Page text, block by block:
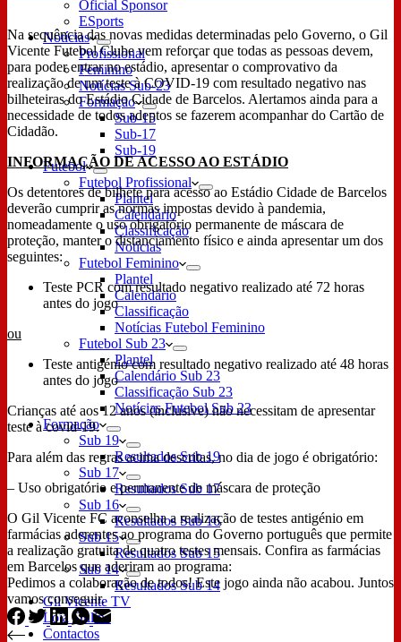
Oficial Sponsor
ESports
Notícias
Profissional
Feminino
Notícias Sub-23
Formação
Sub-15
Sub-17
Sub-19
Futebol
Futebol Profissional
Plantel
Calendário
Classificação
Notícias
Futebol Feminino
Plantel
Calendário
Classificação
Notícias Futebol Feminino
Futebol Sub 23
Plantel
Calendário Sub 23
Classificação Sub 23
Notícias Futebol Sub 23
Formação
Sub 19
Resultados Sub 19
Sub 17
Resultados Sub 17
Sub 16
Resultados Sub 16
Sub 15
Resultados Sub 15
Sub 14
Resultados Sub 14
Gil Vicente TV
Loja Online
Contactos
Na sequência das novas medidas determinadas pelo Governo, o Gil
Vicente Futebol Clube vem reforçar que todas as pessoas devem,
para poder entrar no estádio, apresentar o comprovativo da
realização de um teste à COVID-19 com resultado negativo nas
bilheteiras do Estádio Cidade de Barcelos. Alertamos ainda para a
necessidade de todos adeptos se fazerem acompanhar do Cartão de
Cidadão.
INFORMAÇÃO DE ACESSO AO ESTÁDIO
Os detentores de bilhete para acesso ao Estádio Cidade de Barcelos
deverão cumprir as normas impostas devido à pandemia,
nomeadamente o uso obrigatório permanente de máscara de
proteção, manter o distanciamento físico e ainda apresentar um dos
seguintes:
Teste PCR com resultado negativo realizado até 72 horas
antes do jogo
ou
Teste antigénio com resultado negativo realizado até 48 horas
antes do jogo
Crianças até aos 12 anos (inclusive) não necessitam de apresentar
teste à covid-19.
Para além das regras acima descritas, no dia de jogo é obrigatório:
– Uso obrigatório e permanente de máscara de proteção
O Gil Vicente FC aconselha a realização de testes antigénio em
farmácias aderentes ao programa do Governo português que permite
a realização gratuita de quatro testes mensais. Confira as farmácias
em Barcelos que aderiram ao programa:
Pedimos a colaboração de todos! Este jogo ainda não acabou. Juntos
vamos conseguir.